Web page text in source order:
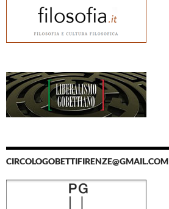
CIRCOLOGOBETTIFIRENZE@GMAIL.COM